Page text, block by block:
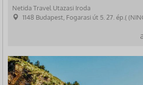
Netida Travel Utazasi Iroda
1148 Budapest, Fogarasi út 5. 27. ép.( (NINCS